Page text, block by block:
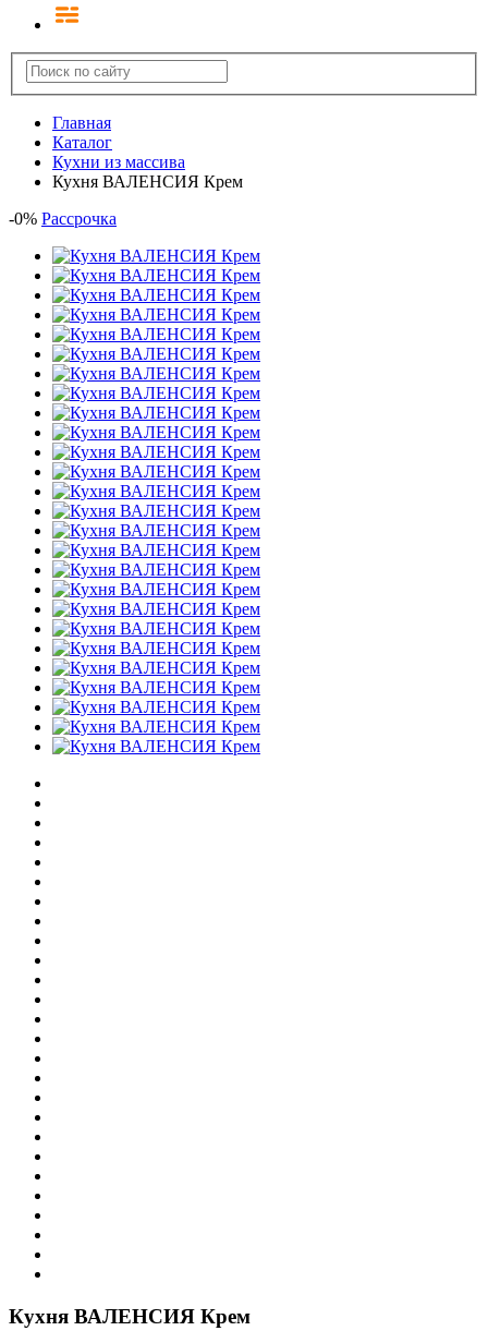
Главная
Каталог
Кухни из массива
Кухня ВАЛЕНСИЯ Крем
-0% Рассрочка
Кухня ВАЛЕНСИЯ Крем